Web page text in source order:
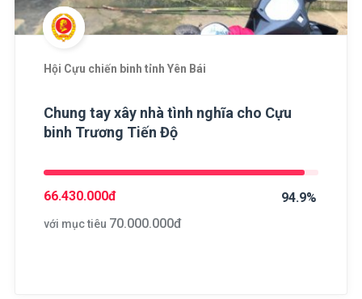
Hội Cựu chiến binh tỉnh Yên Bái
Chung tay xây nhà tình nghĩa cho Cựu
binh Trương Tiến Độ
94.9%
66.430.000đ
với mục tiêu 70.000.000đ